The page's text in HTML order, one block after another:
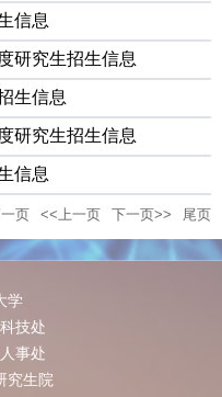
信息
研究生招生信息
生信息
研究生招生信息
信息
页 <<上一页 下一页>> 尾页
学
技处
事处
究生院